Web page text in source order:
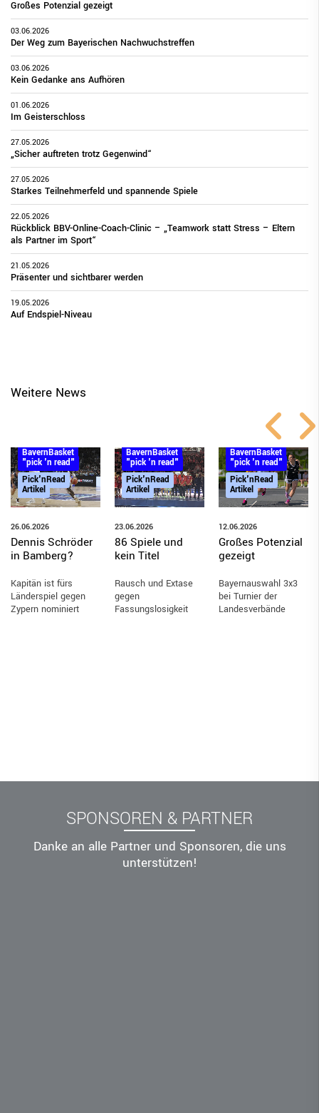
Großes Potenzial gezeigt
03.06.2026
Der Weg zum Bayerischen Nachwuchstreffen
03.06.2026
Kein Gedanke ans Aufhören
01.06.2026
Im Geisterschloss
27.05.2026
„Sicher auftreten trotz Gegenwind“
27.05.2026
Starkes Teilnehmerfeld und spannende Spiele
22.05.2026
Rückblick BBV-Online-Coach-Clinic – „Teamwork statt Stress – Eltern
als Partner im Sport“
21.05.2026
Präsenter und sichtbarer werden
19.05.2026
Auf Endspiel-Niveau
Weitere News
BayernBasket
"pick 'n read"
Pick'nRead
Artikel
26.06.2026
Dennis Schröder
in Bamberg?
Kapitän ist fürs
Länderspiel gegen
Zypern nominiert
BayernBasket
"pick 'n read"
Pick'nRead
Artikel
23.06.2026
86 Spiele und
kein Titel
Rausch und Extase
gegen
Fassungslosigkeit
BayernBasket
"pick 'n read"
Pick'nRead
Artikel
12.06.2026
Großes Potenzial
gezeigt
Bayernauswahl 3x3
bei Turnier der
Landesverbände
SPONSOREN & PARTNER
Danke an alle Partner und Sponsoren, die uns
unterstützen!